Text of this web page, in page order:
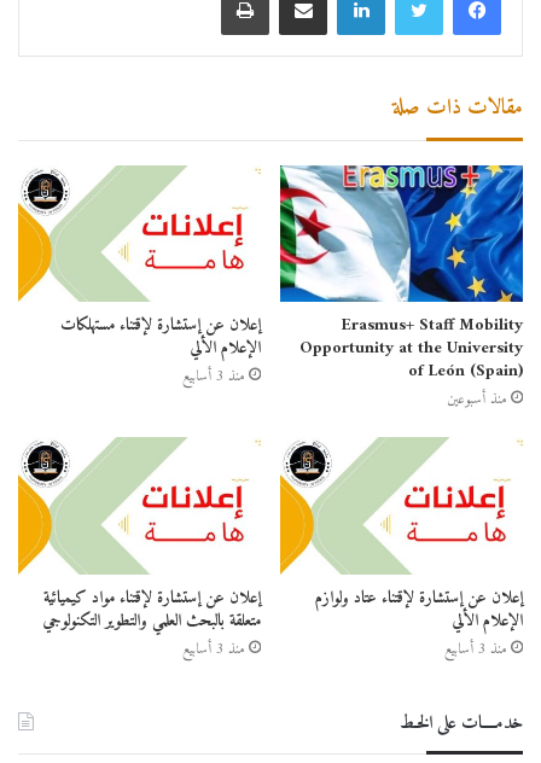
مقالات ذات صلة
Erasmus+ Staff Mobility
Opportunity at the University
of León (Spain)
منذ أسبوعين
إعلان عن إستشارة لإقتناء مستهلكات
الإعلام الألي
منذ 3 أسابيع
إعلان عن إستشارة لإقتناء عتاد ولوازم
الإعلام الألي
منذ 3 أسابيع
إعلان عن إستشارة لإقتناء مواد كيميائية
متعلقة بالبحث العلمي والتطوير التكنولوجي
منذ 3 أسابيع
خدمــــات على الخـط